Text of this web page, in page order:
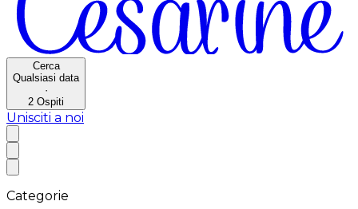
Cerca
Qualsiasi data
·
2 Ospiti
Unisciti a noi
Categorie